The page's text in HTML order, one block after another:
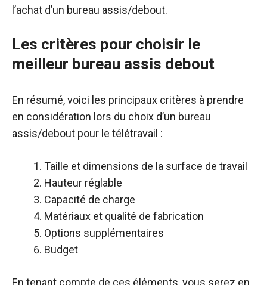
l’achat d’un bureau assis/debout.
Les critères pour choisir le
meilleur bureau assis debout
En résumé, voici les principaux critères à prendre
en considération lors du choix d’un bureau
assis/debout pour le télétravail :
Taille et dimensions de la surface de travail
Hauteur réglable
Capacité de charge
Matériaux et qualité de fabrication
Options supplémentaires
Budget
En tenant compte de ces éléments, vous serez en